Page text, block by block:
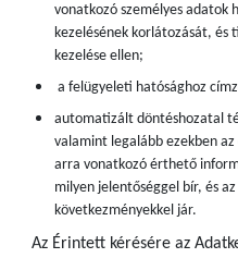
vonatkozó személyes adatok
kezelésének korlátozását, és
kezelése ellen;
a felügyeleti hatósághoz
automatizált döntéshozatal
valamint legalább ezekben
arra vonatkozó érthető
milyen jelentőséggel bír, és
következményekkel jár.
Az Érintett kérésére az